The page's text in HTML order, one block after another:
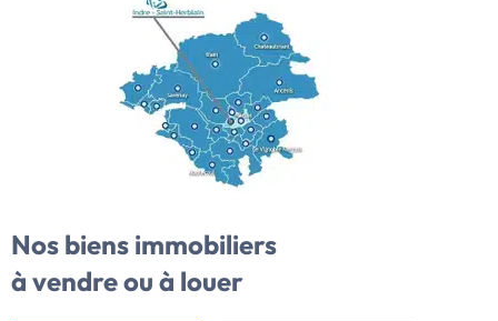
Nos biens immobiliers
à vendre ou à louer